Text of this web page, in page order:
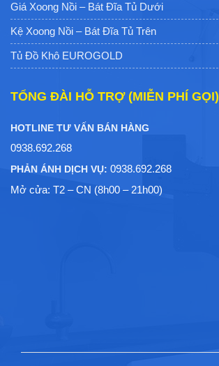
Giá Xoong Nồi – Bát Đĩa Tủ Dưới
Kệ Xoong Nồi – Bát Đĩa Tủ Trên
Tủ Đồ Khô EUROGOLD
TỔNG ĐÀI HỖ TRỢ (MIỄN PHÍ GỌI)
HOTLINE TƯ VẤN BÁN HÀNG
0938.692.268
PHẢN ÁNH DỊCH VỤ: 0938.692.268
Mở cửa: T2 – CN (8h00 – 21h00)